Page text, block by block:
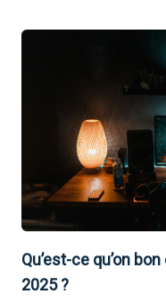
Qu’est-ce qu’on
2025 ?